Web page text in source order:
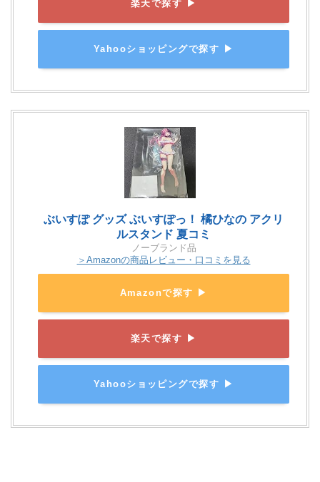
楽天で探す ▶
Yahooショッピングで探す ▶
ぶいすぽ グッズ ぶいすぽっ！ 橘ひなの アクリ
ルスタンド 夏コミ
ノーブランド品
＞Amazonの商品レビュー・口コミを見る
Amazonで探す ▶
楽天で探す ▶
Yahooショッピングで探す ▶